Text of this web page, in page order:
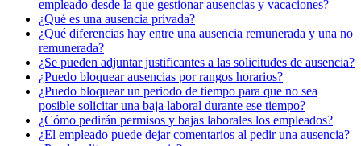
empleado desde la que gestionar ausencias y vacaciones?
¿Qué es una ausencia privada?
¿Qué diferencias hay entre una ausencia remunerada y una no
remunerada?
¿Se pueden adjuntar justificantes a las solicitudes de ausencia?
¿Puedo bloquear ausencias por rangos horarios?
¿Puedo bloquear un periodo de tiempo para que no sea
posible solicitar una baja laboral durante ese tiempo?
¿Cómo pedirán permisos y bajas laborales los empleados?
¿El empleado puede dejar comentarios al pedir una ausencia?